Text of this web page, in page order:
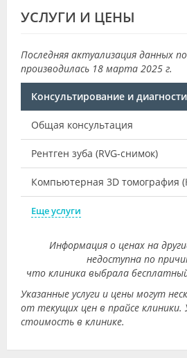
УСЛУГИ И ЦЕНЫ
Последняя актуализация данных
производилась 18 марта 2025 г.
Консультирование и
Общая консультация
Рентген зуба (RVG-снимок)
Компьютерная 3D томография
Еще услуги
Информация о ценах на
недоступна по
что клиника выбрала
Указанные услуги и цены могут
от текущих цен в прайсе
стоимость в клинике.